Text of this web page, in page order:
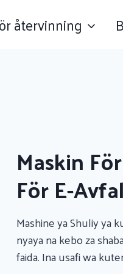
återvinning
Maskin
För E-
Mashine ya Shuliy ya
nyaya na kebo za
faida. Ina usafi wa